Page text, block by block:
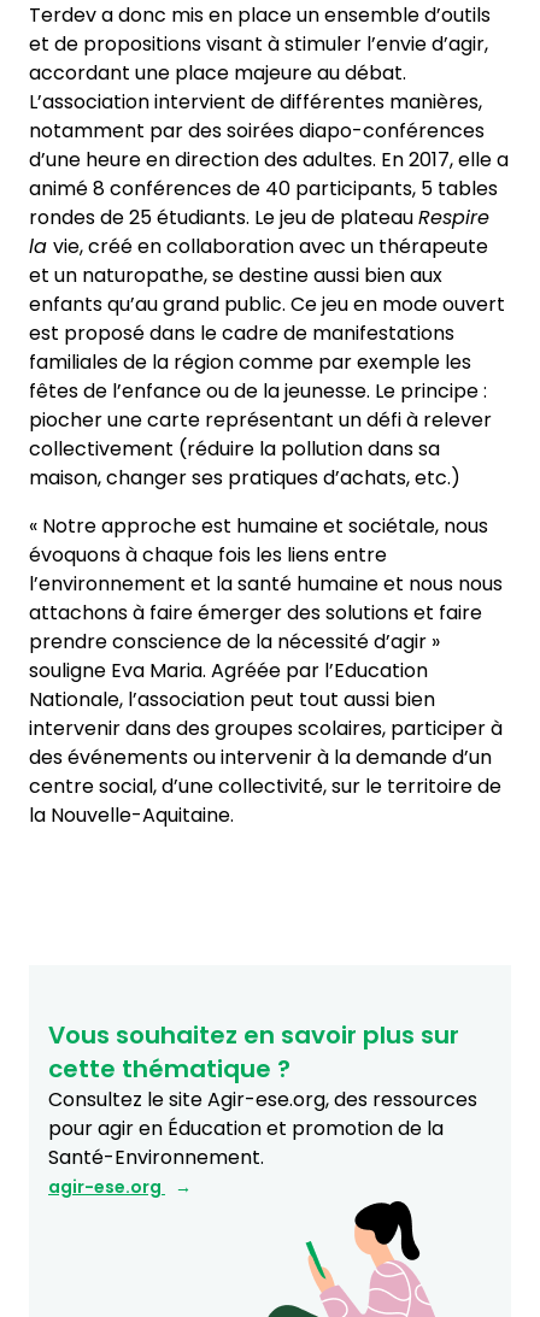
Terdev a donc mis en place un ensemble d’outils
et de propositions visant à stimuler l’envie d’agir,
accordant une place majeure au débat.
L’association intervient de différentes manières,
notamment par des soirées diapo-conférences
d’une heure en direction des adultes. En 2017, elle a
animé 8 conférences de 40 participants, 5 tables
rondes de 25 étudiants. Le jeu de plateauRespire
la vie, créé en collaboration avec un thérapeute
et un naturopathe, se destine aussi bien aux
enfants qu’au grand public. Ce jeu en mode ouvert
est proposé dans le cadre de manifestations
familiales de la région comme par exemple les
fêtes de l’enfance ou de la jeunesse. Le principe :
piocher une carte représentant un défi à relever
collectivement (réduire la pollution dans sa
maison, changer ses pratiques d’achats, etc.)
« Notre approche est humaine et sociétale, nous
évoquons à chaque fois les liens entre
l’environnement et la santé humaine et nous nous
attachons à faire émerger des solutions et faire
prendre conscience de la nécessité d’agir »
souligne Eva Maria. Agréée par l’Education
Nationale, l’association peut tout aussi bien
intervenir dans des groupes scolaires, participer à
des événements ou intervenir à la demande d’un
centre social, d’une collectivité, sur le territoire de
la Nouvelle-Aquitaine.
Vous souhaitez en savoir plus sur
cette thématique ?
Consultez le site Agir-ese.org, des ressources
pour agir en Éducation et promotion de la
Santé-Environnement.
agir-ese.org